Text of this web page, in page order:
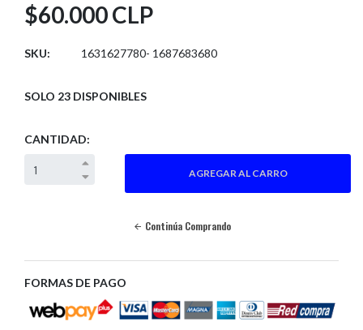
$60.000 CLP
SKU: 1631627780- 1687683680
SOLO 23 DISPONIBLES
CANTIDAD:
Continúa Comprando
FORMAS DE PAGO